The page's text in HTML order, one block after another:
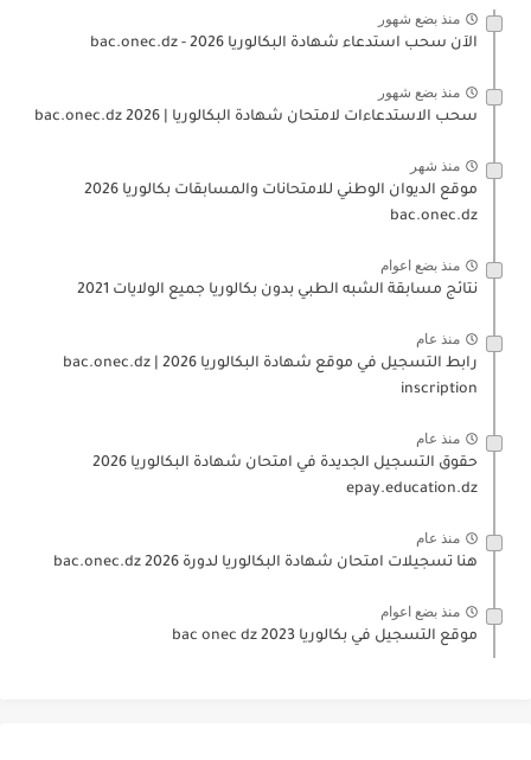
منذ بضع شهور
الآن سحب استدعاء شهادة البكالوريا bac.onec.dz - 2026
منذ بضع شهور
سحب الاستدعاءات لامتحان شهادة البكالوريا | 2026 bac.onec.dz
منذ شهر
موقع الديوان الوطني للامتحانات والمسابقات بكالوريا 2026
bac.onec.dz
منذ بضع اعوام
نتائج مسابقة الشبه الطبي بدون بكالوريا جميع الولايات 2021
منذ عام
رابط التسجيل في موقع شهادة البكالوريا 2026 | bac.onec.dz
inscription
منذ عام
حقوق التسجيل الجديدة في امتحان شهادة البكالوريا 2026
epay.education.dz
منذ عام
هنا تسجيلات امتحان شهادة البكالوريا لدورة 2026 bac.onec.dz
منذ بضع اعوام
موقع التسجيل في بكالوريا 2023 bac onec dz